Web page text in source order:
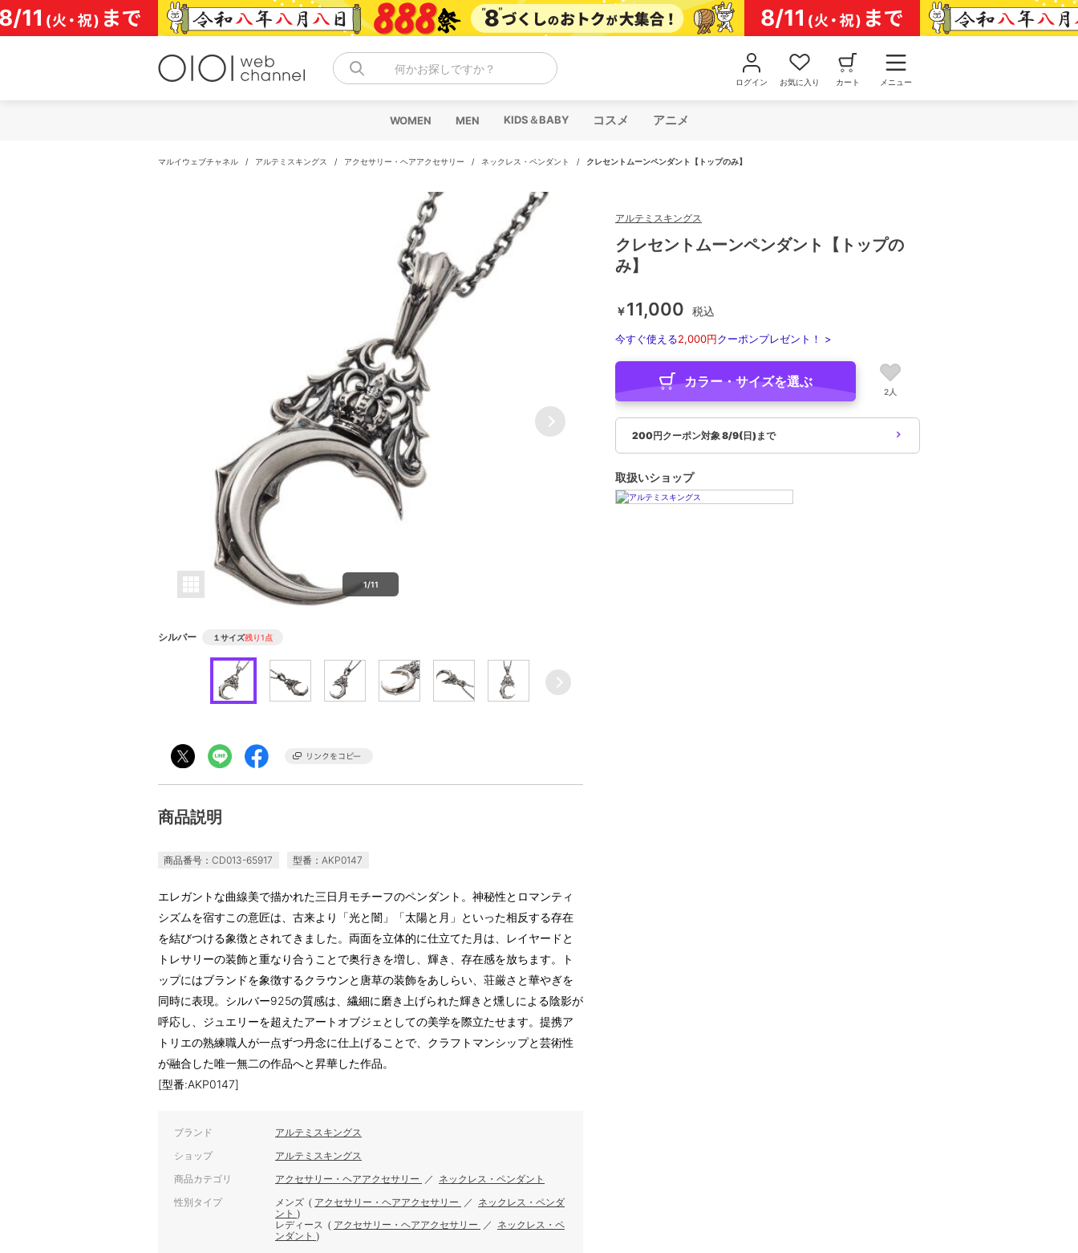
コ
ン
テ
何かお探しですか？
ログイン お気に入り カート メニュー
WOMEN MEN KIDS＆BABY コスメ アニメ
マルイウェブチャネル / アルテミスキングス / アクセサリー・ヘアアクセサリー / ネックレス・ペンダント / クレセントムーンペンダント【トップのみ】
1/11
シルバー １サイズ残り1点
商品説明
商品番号：CD013-65917 型番：AKP0147
エレガントな曲線美で描かれた三日月モチーフのペンダント。神秘性とロマンティ
シズムを宿すこの意匠は、古来より「光と闇」「太陽と月」といった相反する存在
を結びつける象徴とされてきました。両面を立体的に仕立てた月は、レイヤードと
トレサリーの装飾と重なり合うことで奥行きを増し、輝き、存在感を放ちます。ト
ップにはブランドを象徴するクラウンと唐草の装飾をあしらい、荘厳さと華やぎを
同時に表現。シルバー925の質感は、繊細に磨き上げられた輝きと燻しによる陰影が
呼応し、ジュエリーを超えたアートオブジェとしての美学を際立たせます。提携ア
トリエの熟練職人が一点ずつ丹念に仕上げることで、クラフトマンシップと芸術性
が融合した唯一無二の作品へと昇華した作品。
[型番:AKP0147]
ブランド アルテミスキングス
ショップ アルテミスキングス
商品カテゴリ アクセサリー・ヘアアクセサリー ／ ネックレス・ペンダント
性別タイプ メンズ ( アクセサリー・ヘアアクセサリー ／ ネックレス・ペンダ
ント )
レディース ( アクセサリー・ヘアアクセサリー ／ ネックレス・ペ
ンダント )
アルテミスキングス
クレセントムーンペンダント【トップの
み】
￥11,000 税込
今すぐ使える2,000円クーポンプレゼント！ >
カラー・サイズを選ぶ
2人
200円クーポン対象 8/9(日)まで
取扱いショップ